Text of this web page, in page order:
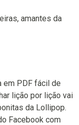
amantes da
em PDF fácil de
lição por lição vai
da Lollipop.
Facebook com